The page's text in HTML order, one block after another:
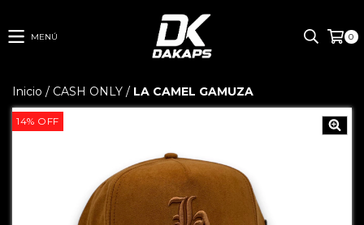
MENÚ 0
Inicio / CASH ONLY / LA CAMEL GAMUZA
14% OFF